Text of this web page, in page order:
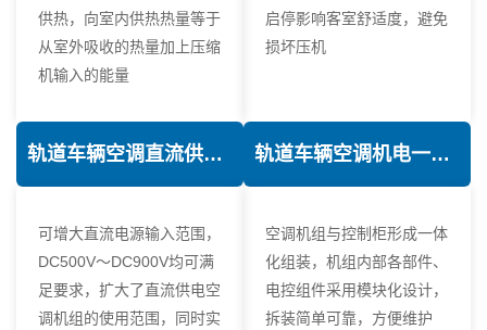
供热，向室内供热热量等于
从室外吸收的热量加上压缩
机输入的能量
启停影响客室舒适度，避免
损坏压机
轨道车辆空调直流供电技术
可增大直流电源输入范围，
DC500V～DC900V均可满
足要求，扩大了直流供电空
调机组的使用范围，同时实
轨道车辆空调机电一体化技术
空调机组与控制柜形成一体
化组装，机组内部各部件、
电控组件采用模块化设计，
拆装简单可靠，方便维护